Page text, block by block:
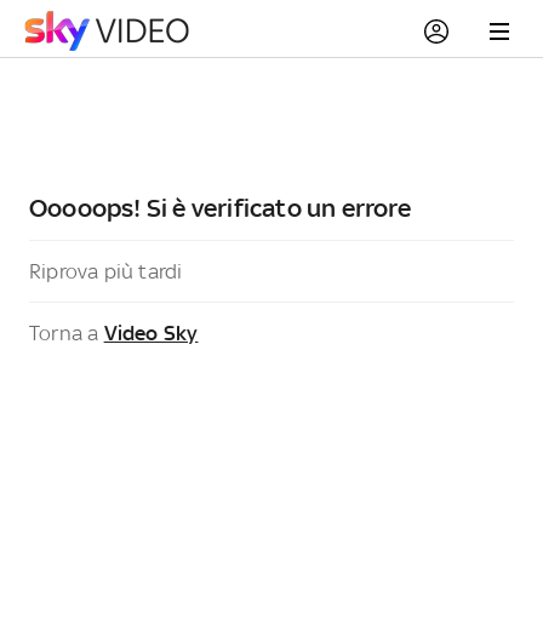
Ooooops! Si è verificato un errore
Riprova più tardi
Torna a Video Sky